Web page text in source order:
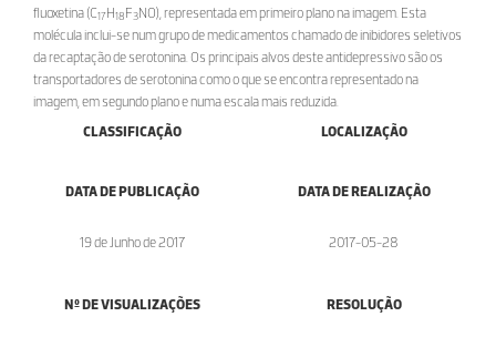
fluoxetina (C17H18F3NO), representada em primeiro plano na imagem. Esta
molécula inclui-se num grupo de medicamentos chamado de inibidores seletivos
da recaptação de serotonina. Os principais alvos deste antidepressivo são os
transportadores de serotonina como o que se encontra representado na
imagem, em segundo plano e numa escala mais reduzida.
CLASSIFICAÇÃO
LOCALIZAÇÃO
DATA DE PUBLICAÇÃO
19 de Junho de 2017
DATA DE REALIZAÇÃO
2017-05-28
Nº DE VISUALIZAÇÕES RESOLUÇÃO